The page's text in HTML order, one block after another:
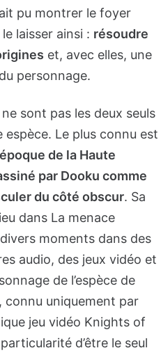
pu montrer le foyer
laisser ainsi : résoudre
et, avec elles, une
personnage.
sont pas les deux seuls
Le plus connu est
de la Haute
par Dooku comme
du côté obscur. Sa
dans La menace
moments dans des
audio, des jeux vidéo et
de l’espèce de
connu uniquement par
jeu vidéo Knights of
d’être le seul